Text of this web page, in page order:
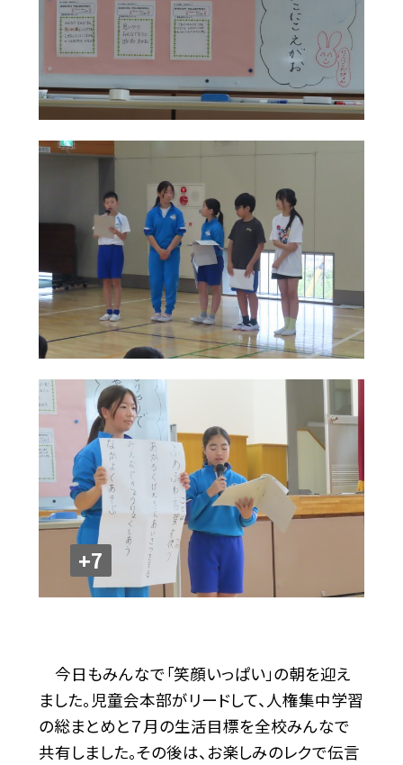
+7
今日もみんなで「笑顔いっぱい」の朝を迎え
ました。児童会本部がリードして、人権集中学習
の総まとめと７月の生活目標を全校みんなで
共有しました。その後は、お楽しみのレクで伝言